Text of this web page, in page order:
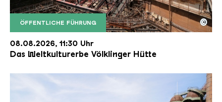
ÖFFENTLICHE FÜHRUNG
Der Erzschrägaufzug der Völklinger Hütte mit
Copyright: Weltkulturerbe Völklinger Hütte | Karl
©
08.08.2026, 11:30 Uhr
Das Weltkulturerbe Völklinger Hütte